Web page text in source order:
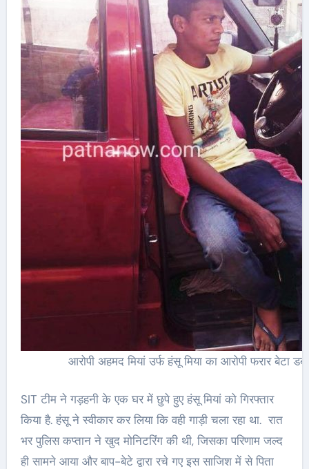
आरोपी अहमद मियां उर्फ हंसू मिया का आरोपी फरार बेटा
SIT टीम ने गड़हनी के एक घर में छुपे हुए हंसू मियां को गिरफ्तार
किया है. हंसू ने स्वीकार कर लिया कि वही गाड़ी चला रहा था. रात
भर पुलिस कप्तान ने खुद मोनिटरिंग की थी, जिसका परिणाम जल्द
ही सामने आया और बाप-बेटे द्वारा रचे गए इस साजिश में से पिता